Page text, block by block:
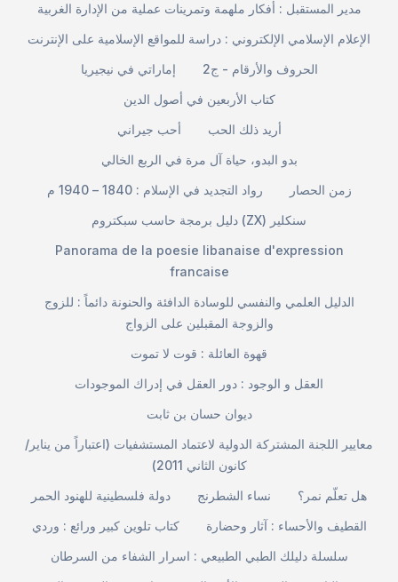
مدير المستقبل : أفكار ملهمة وتمرينات عملية من الإدارة الغربية
الإعلام الإسلامي الإلكتروني : دراسة للمواقع الإسلامية على الإنترنت
إماراتي في نيجيريا
الحروف والأرقام - ج2
كتاب الأربعين في أصول الدين
أحب جيراني
أريد ذلك الحب
بدو البدو، حياة آل مرة في الربع الخالي
رواد التجديد في الإسلام : 1840 – 1940 م
زمن الحصار
دليل برمجة حاسب سبكتروم (ZX) سنكلير
Panorama de la poesie libanaise d'expression
francaise
الدليل العلمي والنفسي للوسادة الدافئة والحنونة دائماً : للزوج
والزوجة المقبلين على الزواج
قهوة العائلة : قوت لا تموت
العقل و الوجود : دور العقل في إدراك الموجودات
ديوان حسان بن ثابت
معايير اللجنة المشتركة الدولية لاعتماد المستشفيات (اعتباراً من يناير/
كانون الثاني 2011)
دولة فلسطينية للهنود الحمر
نساء الشطرنج
هل تعلّم نمر؟
كتاب تلوين كبير ورائع : وردي
القطيف والأحساء : آثار وحضارة
سلسلة دليلك الطبي الطبيعي : اسرار الشفاء من السرطان